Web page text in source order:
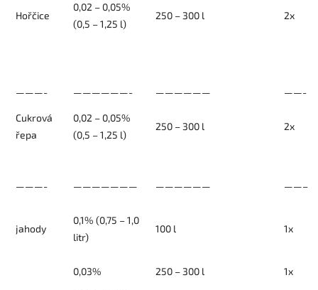
Hořčice
0,02 – 0,05%
(0,5 – 1,25 l)
250 – 300 l 2x
———- ——————- —————— ——-
Cukrová
řepa
0,02 – 0,05%
(0,5 – 1,25 l)
250 – 300 l 2x
———- ——————— —————— ——–
jahody
0,1% (0,75 – 1,0
litr)
100 l 1x
0,03% 250 – 300 l 1x